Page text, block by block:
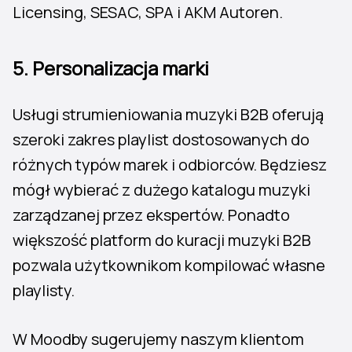
Licensing, SESAC, SPA i AKM Autoren.
5. Personalizacja marki
Usługi strumieniowania muzyki B2B oferują
szeroki zakres playlist dostosowanych do
różnych typów marek i odbiorców. Będziesz
mógł wybierać z dużego katalogu muzyki
zarządzanej przez ekspertów. Ponadto
większość platform do kuracji muzyki B2B
pozwala użytkownikom kompilować własne
playlisty.
W Moodby sugerujemy naszym klientom